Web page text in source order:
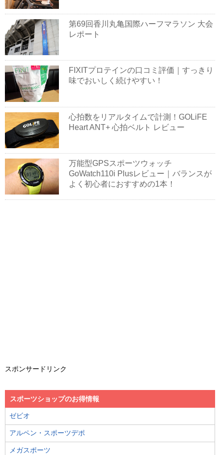
第69回香川丸亀国際ハーフマラソン 大会
レポート
FIXITプロテインの口コミ評価｜すっきり
味でおいしく続けやすい！
心拍数をリアルタイムで計測！GOLiFE
Heart ANT+ 心拍ベルト レビュー
万能型GPSスポーツウォッチ
GoWatch110i Plusレビュー｜バランスが
よく初心者におすすめの1本！
スポンサードリンク
スポーツショップのお得情報
ゼビオ
アルペン・スポーツデポ
メガスポーツ